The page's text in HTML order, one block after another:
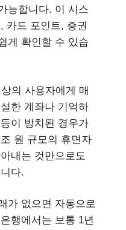
능합니다. 이 시스
카드 포인트, 증권
게 확인할 수 있습
의 사용자에게 매
한 계좌나 기억하
이 방치된 경우가
원 규모의 휴면자
내는 것만으로도
다.
가 없으면 자동으로
행에서는 보통 1년